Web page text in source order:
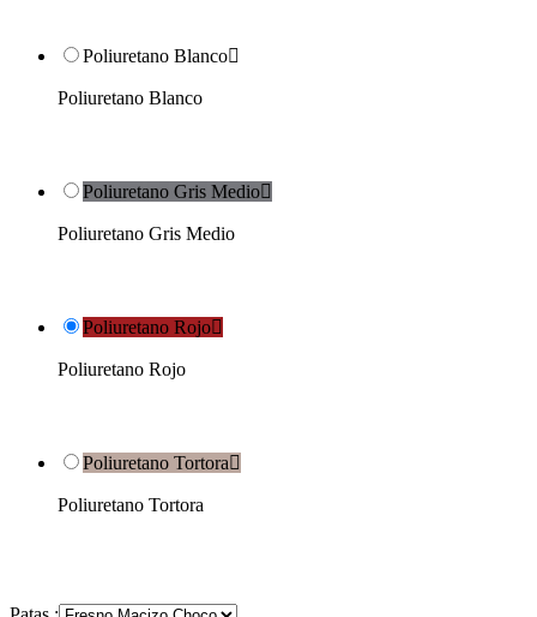
Poliuretano Blanco
Poliuretano Blanco
Poliuretano Gris Medio
Poliuretano Gris Medio
Poliuretano Rojo
Poliuretano Rojo
Poliuretano Tortora
Poliuretano Tortora